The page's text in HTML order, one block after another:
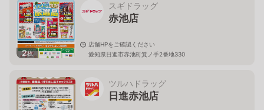
2枚
スギドラッグ
赤池店
店舗HPをご確認ください
愛知県日進市赤池町箕ノ手2番地330
ツルハドラッグ
日進赤池店